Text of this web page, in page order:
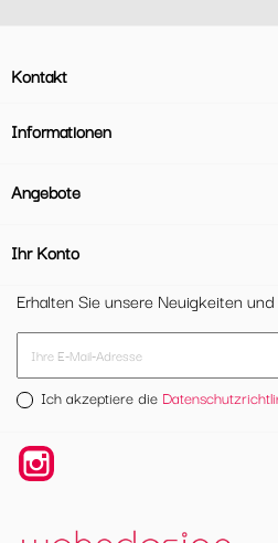
Kontakt
Informationen
Angebote
Ihr Konto
Erhalten Sie unsere Neuigkeiten
Ich akzeptiere die